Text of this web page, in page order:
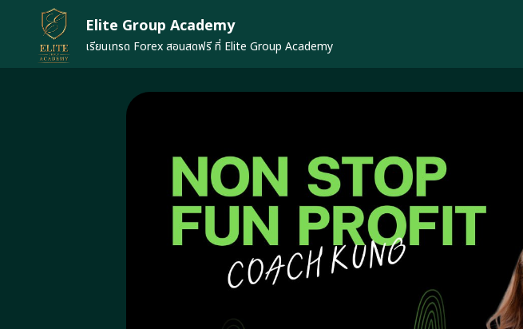
content
Elite Group Academy
เรียนเทรด Forex สอนสดฟรี ที่ Elite Group Academy